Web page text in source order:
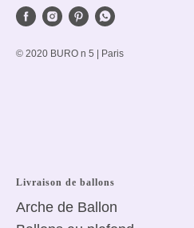
© 2020 BURO n 5 | Paris
Livraison de ballons
Arche de Ballon
Ballons au plafond